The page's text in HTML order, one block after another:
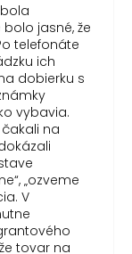
jasné, že
telefonáte
ich
dobierku s
vybavia.
na
„ozveme
V
tovar na